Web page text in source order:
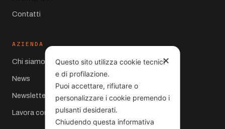
Contatti
AZIENDA
Chi siamo
News
Newsletter
Lavora con noi
✕
Questo sito utilizza cookie tecnici
e di profilazione.
Puoi accettare, rifiutare o
personalizzare i cookie premendo i
pulsanti desiderati.
Chiudendo questa informativa